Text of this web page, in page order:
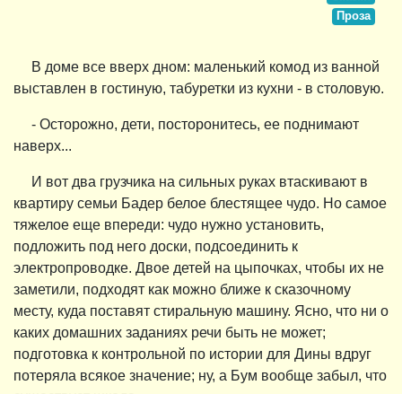
Проза
В доме все вверх дном: маленький комод из ванной
выставлен в гостиную, табуретки из кухни - в столовую.
- Осторожно, дети, посторонитесь, ее поднимают
наверх...
И вот два грузчика на сильных руках втаскивают в
квартиру семьи Бадер белое блестящее чудо. Но самое
тяжелое еще впереди: чудо нужно установить,
подложить под него доски, подсоединить к
электропроводке. Двое детей на цыпочках, чтобы их не
заметили, подходят как можно ближе к сказочному
месту, куда поставят стиральную машину. Ясно, что ни о
каких домашних заданиях речи быть не может;
подготовка к контрольной по истории для Дины вдруг
потеряла всякое значение; ну, а Бум вообще забыл, что